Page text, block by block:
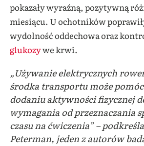
pokazały wyraźną, pozytywną
miesiącu. U ochotników
wydolność oddechowa oraz
glukozywe krwi.
„Używanie elektrycznych
środka transportu może
dodaniu aktywności fizycznej
wymagania od przeznaczania
czasu na ćwiczenia” –
Peterman, jeden z autorów